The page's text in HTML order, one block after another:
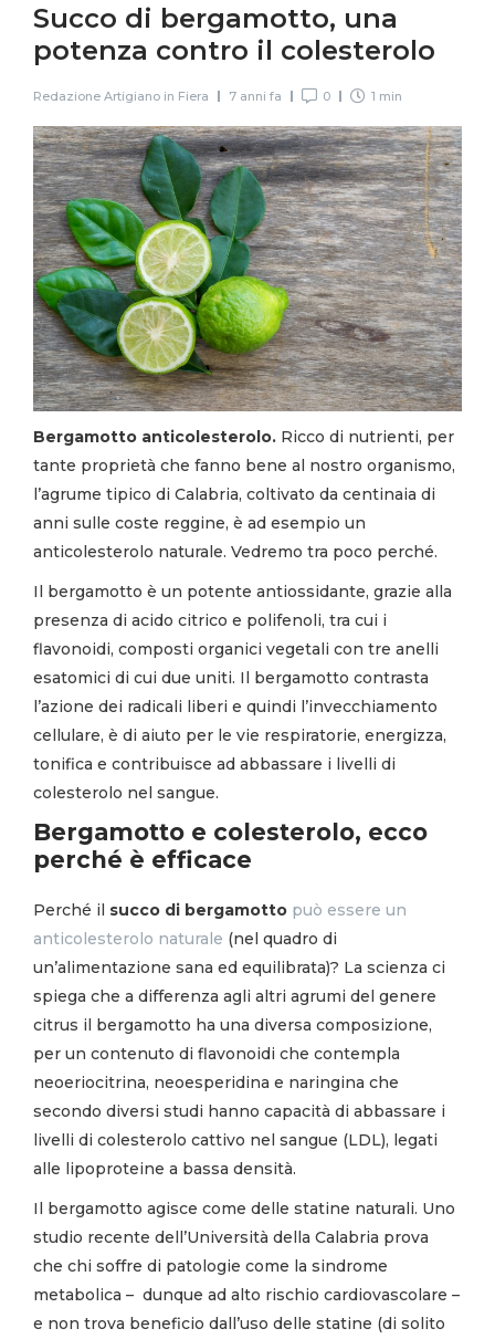
Succo di bergamotto, una
potenza contro il colesterolo
Redazione Artigiano in Fiera 7 anni fa 0 1 min
Bergamotto anticolesterolo. Ricco di nutrienti, per
tante proprietà che fanno bene al nostro organismo,
l’agrume tipico di Calabria, coltivato da centinaia di
anni sulle coste reggine, è ad esempio un
anticolesterolo naturale. Vedremo tra poco perché.
Il bergamotto è un potente antiossidante, grazie alla
presenza di acido citrico e polifenoli, tra cui i
flavonoidi, composti organici vegetali con tre anelli
esatomici di cui due uniti. Il bergamotto contrasta
l’azione dei radicali liberi e quindi l’invecchiamento
cellulare, è di aiuto per le vie respiratorie, energizza,
tonifica e contribuisce ad abbassare i livelli di
colesterolo nel sangue.
Bergamotto e colesterolo, ecco
perché è efficace
Perché il succo di bergamotto può essere un
anticolesterolo naturale (nel quadro di
un’alimentazione sana ed equilibrata)? La scienza ci
spiega che a differenza agli altri agrumi del genere
citrus il bergamotto ha una diversa composizione,
per un contenuto di flavonoidi che contempla
neoeriocitrina, neoesperidina e naringina che
secondo diversi studi hanno capacità di abbassare i
livelli di colesterolo cattivo nel sangue (LDL), legati
alle lipoproteine a bassa densità.
Il bergamotto agisce come delle statine naturali. Uno
studio recente dell’Università della Calabria prova
che chi soffre di patologie come la sindrome
metabolica – dunque ad alto rischio cardiovascolare –
e non trova beneficio dall’uso delle statine (di solito